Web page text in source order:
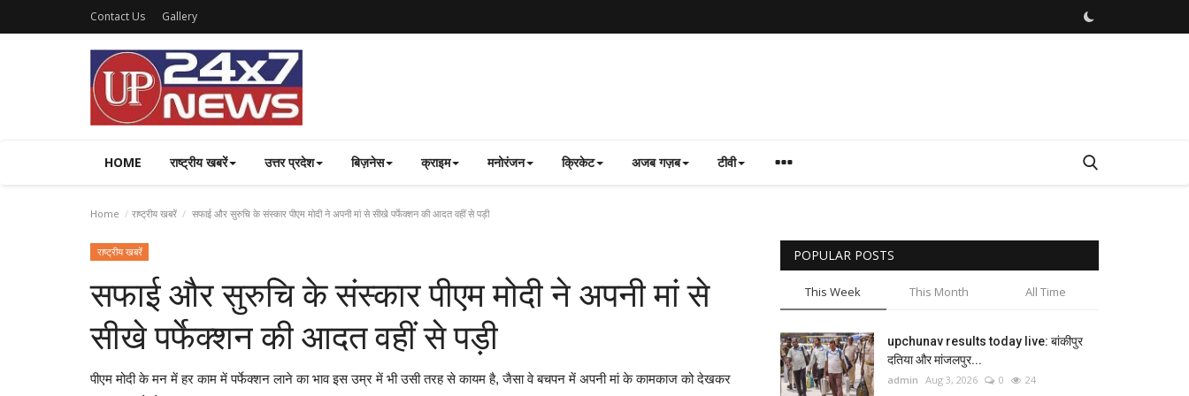
Contact Us Gallery
HOME राष्ट्रीय खबरें उत्तर प्रदेश बिज़नेस क्राइम मनोरंजन क्रिकेट अजब गज़ब टीवी
Home राष्ट्रीय खबरें सफाई और सुरुचि के संस्कार पीएम मोदी ने अपनी मां से सीखे पर्फेक्शन की आदत वहीं से पड़ी
राष्ट्रीय खबरें
सफाई और सुरुचि के संस्कार पीएम मोदी ने अपनी मां से
सीखे पर्फेक्शन की आदत वहीं से पड़ी
पीएम मोदी के मन में हर काम में पर्फेक्शन लाने का भाव इस उम्र में भी उसी तरह से कायम है, जैसा वे बचपन में अपनी मां के कामकाज को देखकर
POPULAR POSTS
This Week This Month All Time
upchunav results today live: बांकीपुर
दतिया और मांजलपुर...
admin Aug 3, 2026 0 24